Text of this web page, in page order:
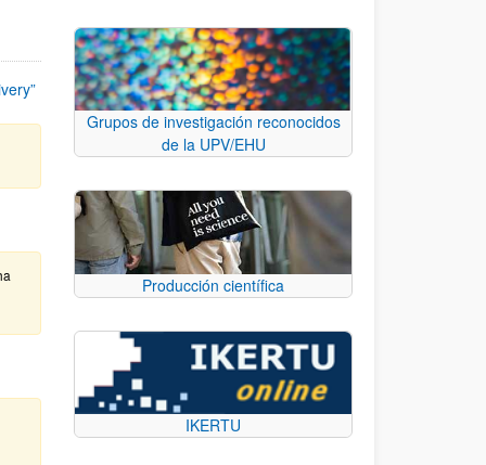
Grupos de investigación reconocidos
de la UPV/EHU
Producción científica
IKERTU